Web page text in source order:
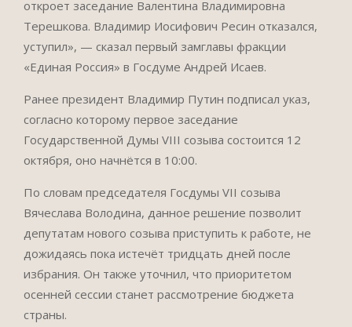
откроет заседание Валентина Владимировна
Терешкова. Владимир Иосифович Ресин отказался,
уступил», — сказал первый замглавы фракции
«Единая Россия» в Госдуме Андрей Исаев.
Ранее президент Владимир Путин подписал указ,
согласно которому первое заседание
Государственной Думы VIII созыва состоится 12
октября, оно начнётся в 10:00.
По словам председателя Госдумы VII созыва
Вячеслава Володина, данное решение позволит
депутатам нового созыва приступить к работе, не
дожидаясь пока истечёт тридцать дней после
избрания. Он также уточнил, что приоритетом
осенней сессии станет рассмотрение бюджета
страны.